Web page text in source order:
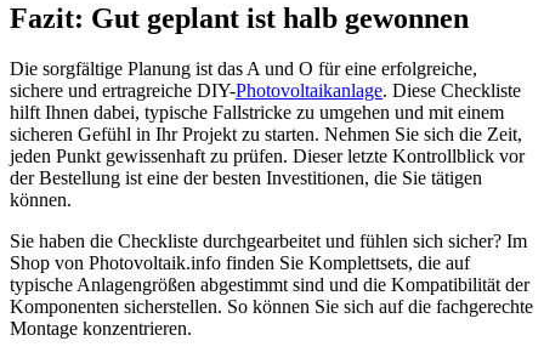
Fazit: Gut geplant ist halb gewonnen
Die sorgfältige Planung ist das A und O für eine erfolgreiche,
sichere und ertragreiche DIY-Photovoltaikanlage. Diese Checkliste
hilft Ihnen dabei, typische Fallstricke zu umgehen und mit einem
sicheren Gefühl in Ihr Projekt zu starten. Nehmen Sie sich die Zeit,
jeden Punkt gewissenhaft zu prüfen. Dieser letzte Kontrollblick vor
der Bestellung ist eine der besten Investitionen, die Sie tätigen
können.
Sie haben die Checkliste durchgearbeitet und fühlen sich sicher? Im
Shop von Photovoltaik.info finden Sie Komplettsets, die auf
typische Anlagengrößen abgestimmt sind und die Kompatibilität der
Komponenten sicherstellen. So können Sie sich auf die fachgerechte
Montage konzentrieren.